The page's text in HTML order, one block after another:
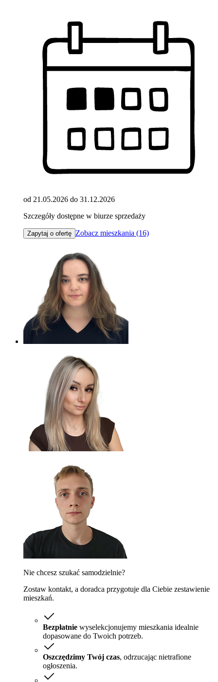
od 21.05.2026 do 31.12.2026
Szczegóły dostępne w biurze sprzedaży
Zapytaj o ofertę Zobacz mieszkania (16)
Nie chcesz szukać samodzielnie?
Zostaw kontakt, a doradca przygotuje dla Ciebie zestawienie
mieszkań.
Bezpłatnie wyselekcjonujemy mieszkania idealnie
dopasowane do Twoich potrzeb.
Oszczędzimy Twój czas, odrzucając nietrafione
ogłoszenia.